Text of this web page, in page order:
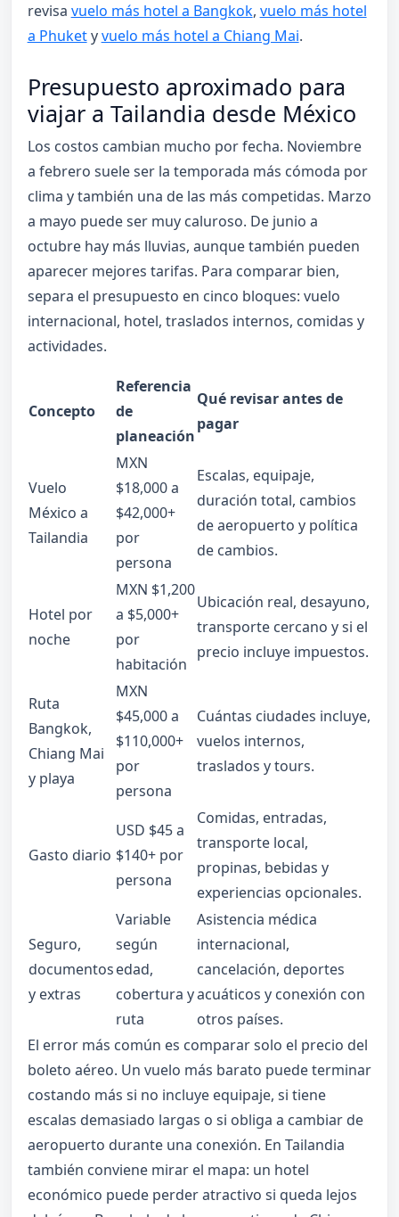
revisa vuelo más hotel a Bangkok, vuelo más hotel
a Phuketyvuelo más hotel a Chiang Mai.
Presupuesto aproximado para
viajar a Tailandia desde México
Los costos cambian mucho por fecha. Noviembre
a febrero suele ser la temporada más cómoda por
clima y también una de las más competidas. Marzo
a mayo puede ser muy caluroso. De junio a
octubre hay más lluvias, aunque también pueden
aparecer mejores tarifas. Para comparar bien,
separa el presupuesto en cinco bloques: vuelo
internacional, hotel, traslados internos, comidas y
actividades.
Concepto
Referencia
de
planeación
Qué revisar antes de
pagar
Vuelo
México a
Tailandia
MXN
$18,000 a
$42,000+
por
persona
Escalas, equipaje,
duración total, cambios
de aeropuerto y política
de cambios.
Hotel por
noche
MXN $1,200
a $5,000+
por
habitación
Ubicación real, desayuno,
transporte cercano y si el
precio incluye impuestos.
Ruta
Bangkok,
Chiang Mai
y playa
MXN
$45,000 a
$110,000+
por
persona
Cuántas ciudades incluye,
vuelos internos,
traslados y tours.
Gasto diario
USD $45 a
$140+ por
persona
Comidas, entradas,
transporte local,
propinas, bebidas y
experiencias opcionales.
Seguro,
documentos
y extras
Variable
según
edad,
cobertura y
ruta
Asistencia médica
internacional,
cancelación, deportes
acuáticos y conexión con
otros países.
El error más común es comparar solo el precio del
boleto aéreo. Un vuelo más barato puede terminar
costando más si no incluye equipaje, si tiene
escalas demasiado largas o si obliga a cambiar de
aeropuerto durante una conexión. En Tailandia
también conviene mirar el mapa: un hotel
económico puede perder atractivo si queda lejos